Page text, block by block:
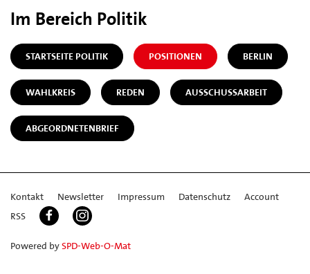
Im Bereich Politik
STARTSEITE POLITIK POSITIONEN BERLIN
WAHLKREIS REDEN AUSSCHUSSARBEIT
ABGEORDNETENBRIEF
Kontakt Newsletter Impressum Datenschutz
Account
RSS
Powered bySPD-Web-O-Mat